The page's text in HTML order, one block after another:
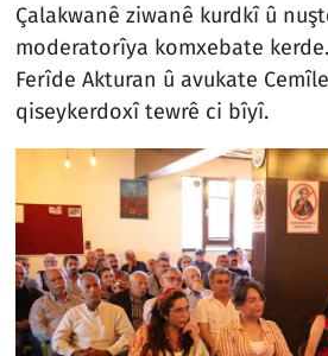
Çalakwanê ziwanê kurdkî û
moderatorîya komxebate
Ferîde Akturan û avukate
qiseykerdoxî tewrê ci bîyî.